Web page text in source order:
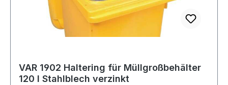
VAR 1902 Haltering für Müllgroßbehälter
120 l Stahlblech verzinkt